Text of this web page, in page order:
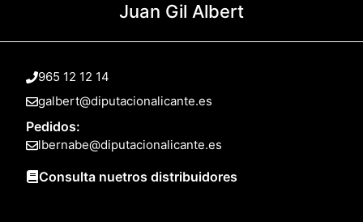
Juan Gil Albert
965 12 12 14
galbert@diputacionalicante.es
Pedidos:
lbernabe@diputacionalicante.es
Consulta nuetros distribuidores